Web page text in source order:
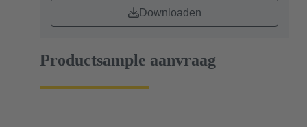
Downloaden
Productsample aanvraag